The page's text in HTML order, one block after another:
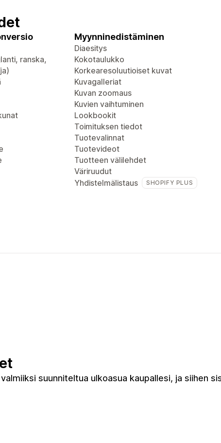
ranska,
Myynninedistäminen
Diaesitys
Kokotaulukko
Korkearesoluutioiset kuvat
Kuvagalleriat
Kuvan zoomaus
Kuvien vaihtuminen
Lookbookit
Toimituksen tiedot
Tuotevalinnat
Tuotevideot
Tuotteen välilehdet
Väriruudut
Yhdistelmälistaus
SHOPIFY PLUS
suunniteltua ulkoasua kaupallesi, ja siihen